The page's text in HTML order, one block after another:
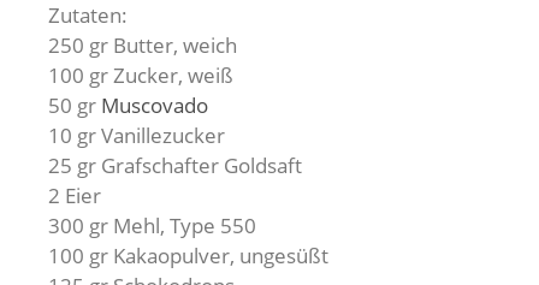
Zutaten:
250 gr Butter, weich
100 gr Zucker, weiß
50 gr Muscovado
10 gr Vanillezucker
25 gr Grafschafter Goldsaft
2 Eier
300 gr Mehl, Type 550
100 gr Kakaopulver, ungesüßt